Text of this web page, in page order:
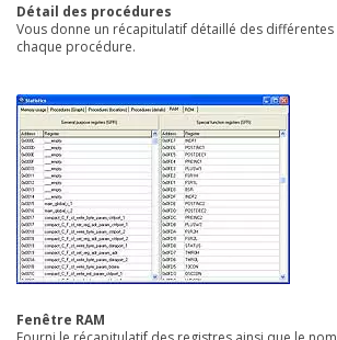
Détail des procédures
Vous donne un récapitulatif détaillé des
chaque procédure.
Fenêtre RAM